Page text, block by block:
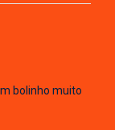
bolinho muito